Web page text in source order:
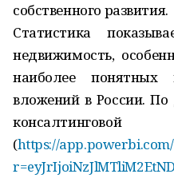
собственного развития.
Статистика
недвижимость,
наиболее
вложений в России.
(https://